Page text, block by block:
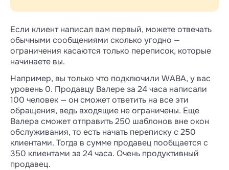
Если клиент написал вам первый, можете отвечать
обычными сообщениями сколько угодно —
ограничения касаются только переписок, которые
начинаете вы.
Например, вы только что подключили WABA, у вас
уровень 0. Продавцу Валере за 24 часа написали
100 человек — он сможет ответить на все эти
обращения, ведь входящие не ограничены. Еще
Валера сможет отправить 250 шаблонов вне окон
обслуживания, то есть начать переписку с 250
клиентами. Тогда в сумме продавец пообщается с
350 клиентами за 24 часа. Очень продуктивный
продавец.